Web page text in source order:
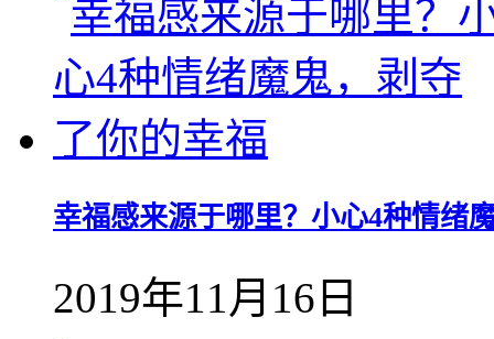
幸福感来源于哪里？小心4种情绪
2019年11月16日